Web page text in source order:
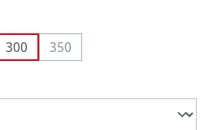
nicht verfügbar.)
zurzeit nicht verfügbar.)
300 350(Diese Option ist zurzeit